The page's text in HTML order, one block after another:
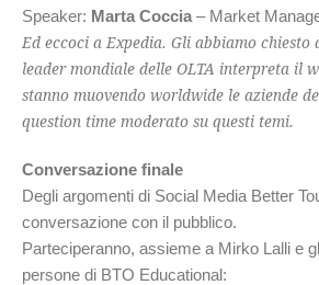
Speaker: Marta Coccia – Market
Ed eccoci a Expedia. Gli abbiamo
leader mondiale delle OLTA interpreta il
stanno muovendo worldwide le aziende
question time moderato su questi temi.
Conversazione finale
Degli argomenti di Social Media Better
conversazione con il pubblico.
Parteciperanno, assieme a Mirko Lalli e
persone di BTO Educational: